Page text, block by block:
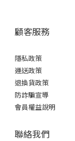
顧客服務
隱私政策
運送政策
退換貨政策
防詐騙宣導
會員權益說明
聯絡我們